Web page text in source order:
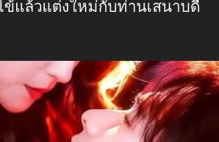
ข้แล้วแต่งใหม่กับท่านเสนาบดี